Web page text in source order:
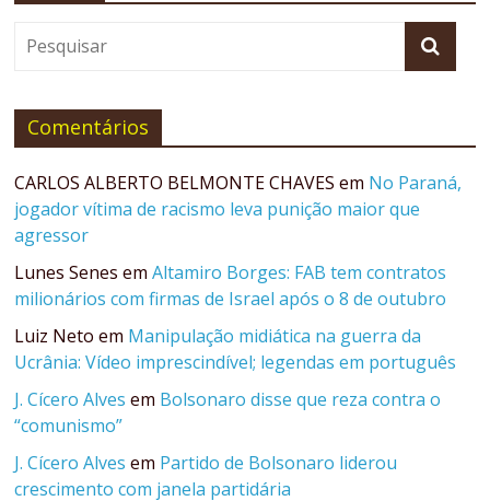
Comentários
CARLOS ALBERTO BELMONTE CHAVES em No Paraná,
jogador vítima de racismo leva punição maior que
agressor
Lunes Senes emAltamiro Borges: FAB tem contratos
milionários com firmas de Israel após o 8 de outubro
Luiz Neto em Manipulação midiática na guerra da
Ucrânia: Vídeo imprescindível; legendas em português
J. Cícero Alves em Bolsonaro disse que reza contra o
“comunismo”
J. Cícero Alves em Partido de Bolsonaro liderou
crescimento com janela partidária